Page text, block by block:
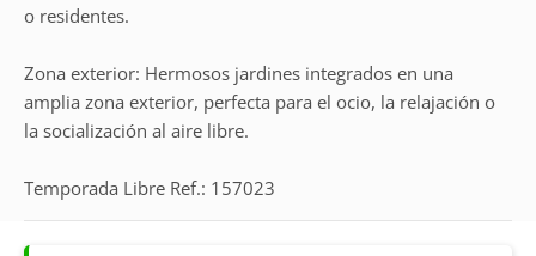
o residentes.
Zona exterior: Hermosos jardines integrados en una
amplia zona exterior, perfecta para el ocio, la relajación o
la socialización al aire libre.
Temporada Libre Ref.: 157023